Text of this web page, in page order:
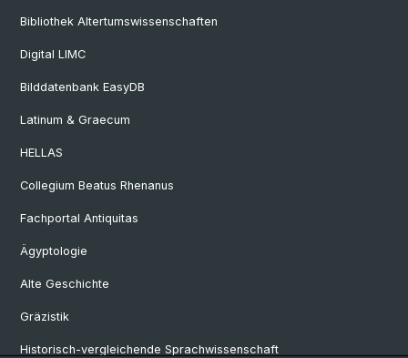
Bibliothek Altertumswissenschaften
Digital LIMC
Bilddatenbank EasyDB
Latinum & Graecum
HELLAS
Collegium Beatus Rhenanus
Fachportal Antiquitas
Ägyptologie
Alte Geschichte
Gräzistik
Historisch-vergleichende Sprachwissenschaft